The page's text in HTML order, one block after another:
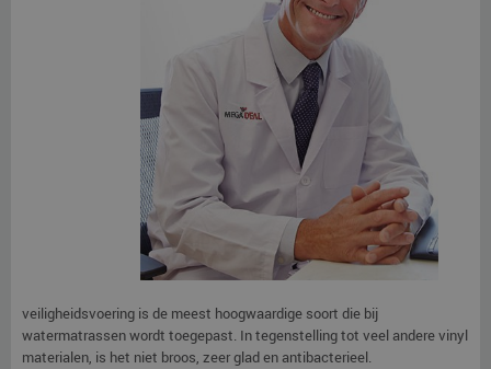
veiligheidsvoering is de meest hoogwaardige soort die bij
watermatrassen wordt toegepast. In tegenstelling tot veel andere vinyl
materialen, is het niet broos, zeer glad en antibacterieel.